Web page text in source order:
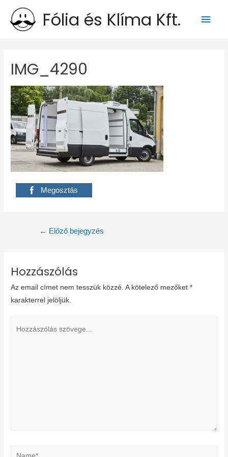
Fólia és Klíma Kft.
Main
IMG_4290
Megosztás
Bejegyzés
← Előző bejegyzés
Hozzászólás
Az email címet nem tesszük közzé. A kötelező mezőket*
karakterrel jelöljük.
Name*